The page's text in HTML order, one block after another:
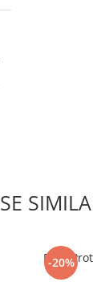
-20%
Folie